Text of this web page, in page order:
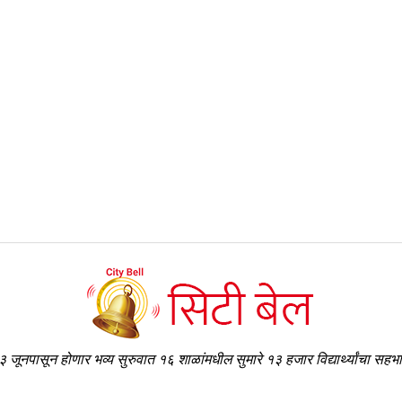
जूनपासून होणार भव्य सुरुवात १६ शाळांमधील सुमारे १३ हजार विद्यार्थ्यांचा